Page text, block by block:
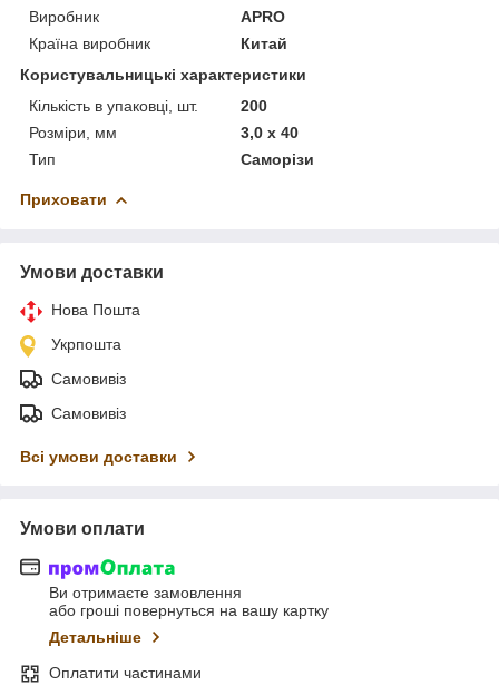
Виробник
APRO
Країна виробник
Китай
Користувальницькі характеристики
Кількість в упаковці, шт.
200
Розміри, мм
3,0 x 40
Тип
Саморізи
Приховати
Умови доставки
Нова Пошта
Укрпошта
Самовивіз
Самовивіз
Всі умови доставки
Умови оплати
Ви отримаєте замовлення
або гроші повернуться на вашу картку
Детальніше
Оплатити частинами